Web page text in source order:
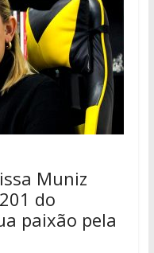
Muniz
do
paixão pela